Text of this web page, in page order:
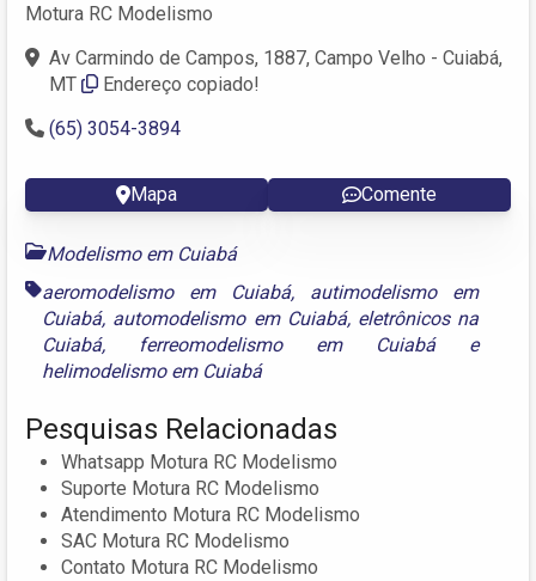
Motura RC Modelismo
Av Carmindo de Campos, 1887, Campo Velho - Cuiabá,
MT
Endereço copiado!
(65) 3054-3894
Mapa Comente
Modelismo em Cuiabá
aeromodelismo em Cuiabá, autimodelismo em
Cuiabá, automodelismo em Cuiabá, eletrônicos na
Cuiabá, ferreomodelismo em Cuiabáe
helimodelismo em Cuiabá
Pesquisas Relacionadas
Whatsapp Motura RC Modelismo
Suporte Motura RC Modelismo
Atendimento Motura RC Modelismo
SAC Motura RC Modelismo
Contato Motura RC Modelismo